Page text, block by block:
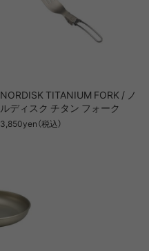
NORDISK TITANIUM FORK / ノ
ルディスク チタン フォーク
3,850yen（税込）